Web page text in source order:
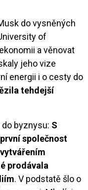
do vysněných
of
a věnovat
jeho vize
energii i o cesty do
tehdejší
byznysu: S
společnost
prodávala
. V podstatě šlo o